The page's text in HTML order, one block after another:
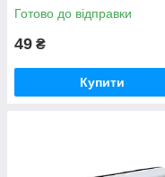
Готово до відправки
49 ₴
Купити